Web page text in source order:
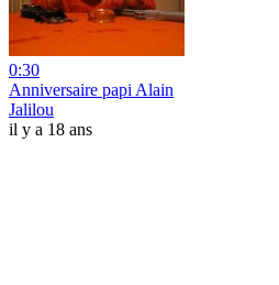
0:30
Anniversaire papi Alain
Jalilou
il y a 18 ans